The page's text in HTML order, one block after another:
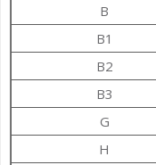
B
B1
B2
B3
G
H